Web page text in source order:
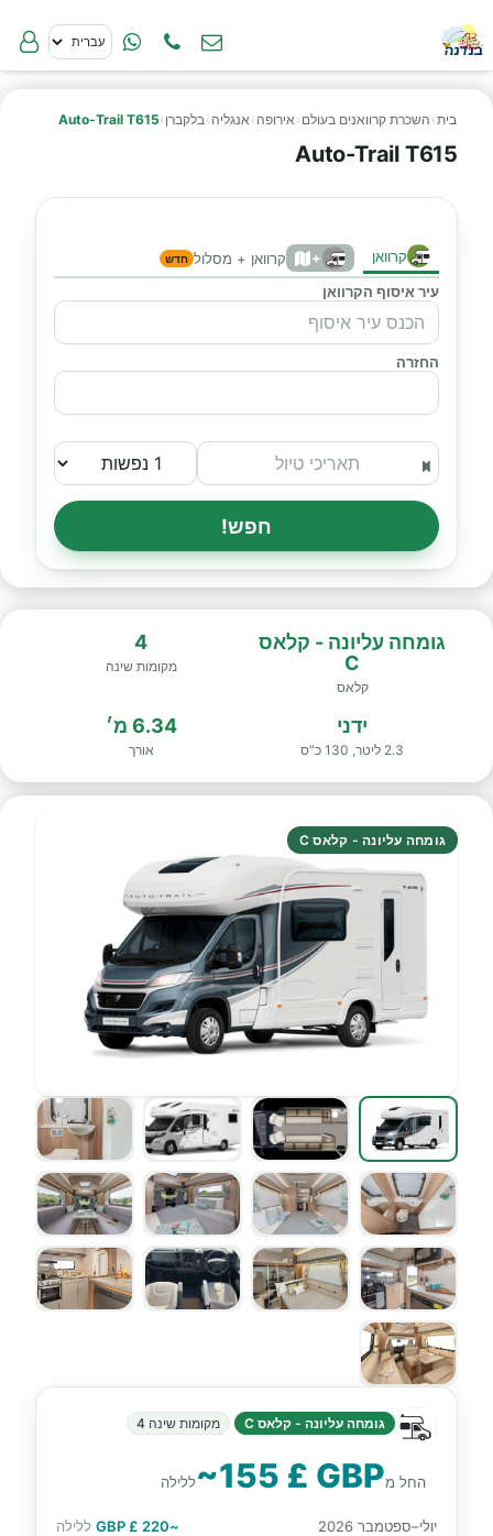
בית› השכרת קרוואנים בעולם › אירופה › אנגליה ›בלקברן ›
Auto-Trail T615
Auto-Trail T615
קרוואן + קרוואן + מסלול חדש
עיר איסוף הקרוואן
החזרה
חפש!
גומחה עליונה - קלאס
C
קלאס
4
מקומות שינה
ידני
2.3 ליטר, 130 כ"ס
6.34 מ׳
אורך
גומחה עליונה - קלאס C
גומחה עליונה - קלאס C מקומות שינה 4
החל מ~155 £ GBPללילה
יולי–ספטמבר 2026 ~220 £ GBP
ללילה